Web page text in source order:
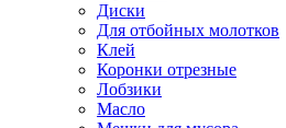
Диски
Для отбойных молотков
Клей
Коронки отрезные
Лобзики
Масло